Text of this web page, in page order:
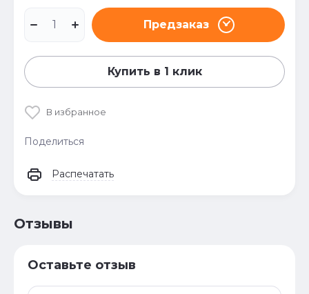
Предзаказ
Купить в 1 клик
В избранное
Поделиться
Распечатать
Отзывы
Оставьте отзыв